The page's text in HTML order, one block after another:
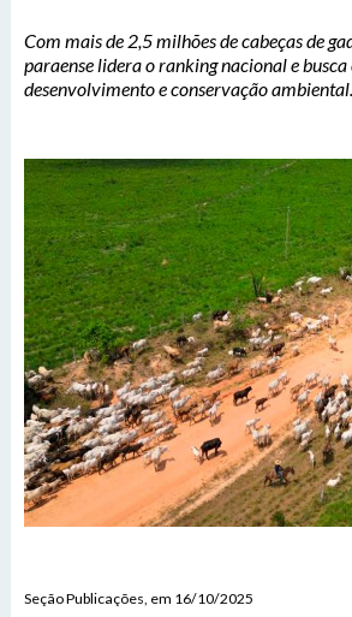
Com mais de 2,5 milhões de cabeças de
paraense lidera o ranking nacional e
desenvolvimento e conservação ambiental.
Seção Publicações, em 16/10/2025